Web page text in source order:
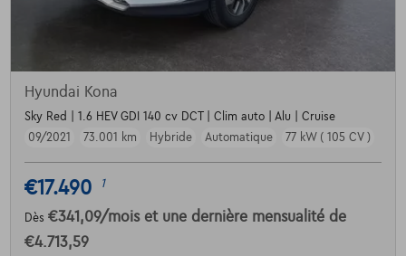
Hyundai Kona
Sky Red | 1.6 HEV GDI 140 cv DCT | Clim auto | Alu | Cruise
09/2021
73.001 km Hybride Automatique 77 kW ( 105 CV )
€17.490 1
Dès €341,09/mois et une dernière mensualité de
€4.713,59